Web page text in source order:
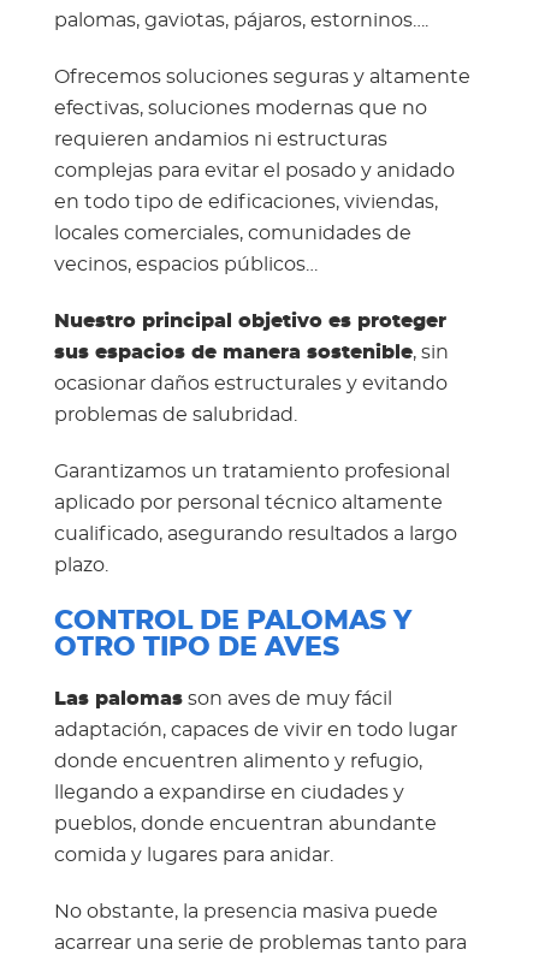
palomas, gaviotas, pájaros, estorninos….
Ofrecemos soluciones seguras y altamente
efectivas, soluciones modernas que no
requieren andamios ni estructuras
complejas para evitar el posado y anidado
en todo tipo de edificaciones, viviendas,
locales comerciales, comunidades de
vecinos, espacios públicos…
Nuestro principal objetivo es proteger
sus espacios de manera sostenible, sin
ocasionar daños estructurales y evitando
problemas de salubridad.
Garantizamos un tratamiento profesional
aplicado por personal técnico altamente
cualificado, asegurando resultados a largo
plazo.
CONTROL DE PALOMAS Y
OTRO TIPO DE AVES
Las palomasson aves de muy fácil
adaptación, capaces de vivir en todo lugar
donde encuentren alimento y refugio,
llegando a expandirse en ciudades y
pueblos, donde encuentran abundante
comida y lugares para anidar.
No obstante, la presencia masiva puede
acarrear una serie de problemas tanto para